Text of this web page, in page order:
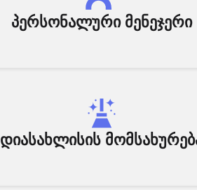
პერსონალური მენეჯერი
დიასახლისის